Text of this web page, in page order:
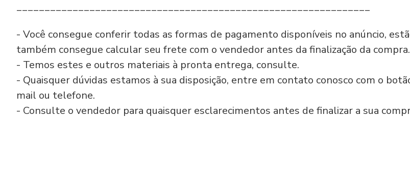
_______________________________________________________________
- Você consegue conferir todas as formas de pagamento disponíveis no anúncio,
também consegue calcular seu frete com o vendedor antes da finalização da compra.
- Temos estes e outros materiais à pronta entrega, consulte.
- Quaisquer dúvidas estamos à sua disposição, entre em contato conosco com o
mail ou telefone.
- Consulte o vendedor para quaisquer esclarecimentos antes de finalizar a sua